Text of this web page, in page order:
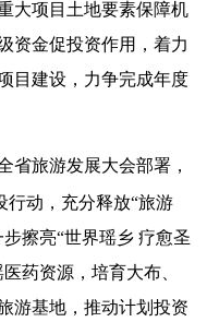
大项目土地要素保障机
资金促投资作用，着力
目建设，力争完成年度
省旅游发展大会部署，
行动，充分释放“旅游
擦亮“世界瑶乡 疗愈圣
药资源，培育大布、
游基地，推动计划投资